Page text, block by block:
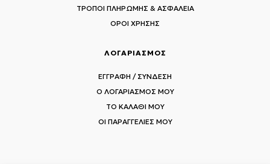
ΤΡΟΠΟΙ ΠΛΗΡΩΜΗΣ & ΑΣΦΑΛΕΙΑ
ΟΡΟΙ ΧΡΗΣΗΣ
ΛΟΓΑΡΙΑΣΜΟΣ
ΕΓΓΡΑΦΗ / ΣΥΝΔΕΣΗ
Ο ΛΟΓΑΡΙΑΣΜΟΣ ΜΟΥ
ΤΟ ΚΑΛΑΘΙ ΜΟΥ
ΟΙ ΠΑΡΑΓΓΕΛΙΕΣ ΜΟΥ